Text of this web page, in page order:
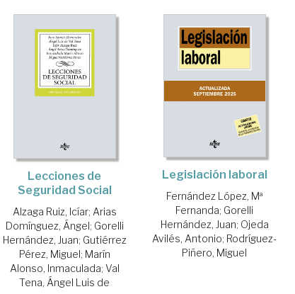
Lecciones de
Seguridad Social
Alzaga Ruiz, Icíar; Arias
Domínguez, Ángel; Gorelli
Hernández, Juan; Gutiérrez
Pérez, Miguel; Marín
Alonso, Inmaculada; Val
Tena, Ángel Luis de
Legislación laboral
Fernández López, Mª
Fernanda; Gorelli
Hernández, Juan; Ojeda
Avilés, Antonio; Rodríguez-
Piñero, Miguel